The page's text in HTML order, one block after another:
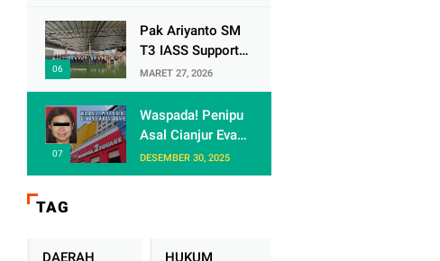
keranji , Oknum
Perum Perumnas
dagang /
Pak Ariyanto SM
T3 IASS Support
Berikan Apresiasi
kepada Karyawan
Rajin dan
Berprestasi di
MARET 27, 2026
Waspada! Penipu
Asal Cianjur Eva
Arafiah
Gentayangan di
DESEMBER 30, 2025
TAG
DAERAH HUKUM